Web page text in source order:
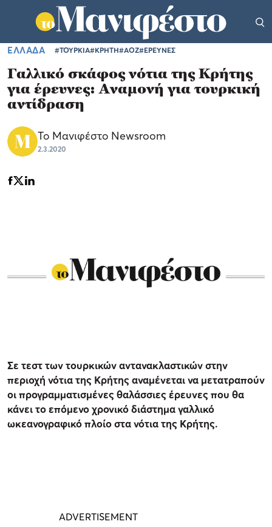
ΕΛΛΑΔΑ #ΤΟΥΡΚΙΑ#ΚΡΗΤΗ#ΑΟΖ#ΕΡΕΥΝΕΣ
Γαλλικό σκάφος νότια της Κρήτης
για έρευνες: Αναμονή για τουρκική
αντίδραση
Το Μανιφέστο Newsroom
2.3.2020
Σε τεστ των τουρκικών αντανακλαστικών στην
περιοχή νότια της Κρήτης αναμένεται να μετατραπούν
οι προγραμματισμένες θαλάσσιες έρευνες που θα
κάνει το επόμενο χρονικό διάστημα γαλλικό
ωκεανογραφικό πλοίο στα νότια της Κρήτης.